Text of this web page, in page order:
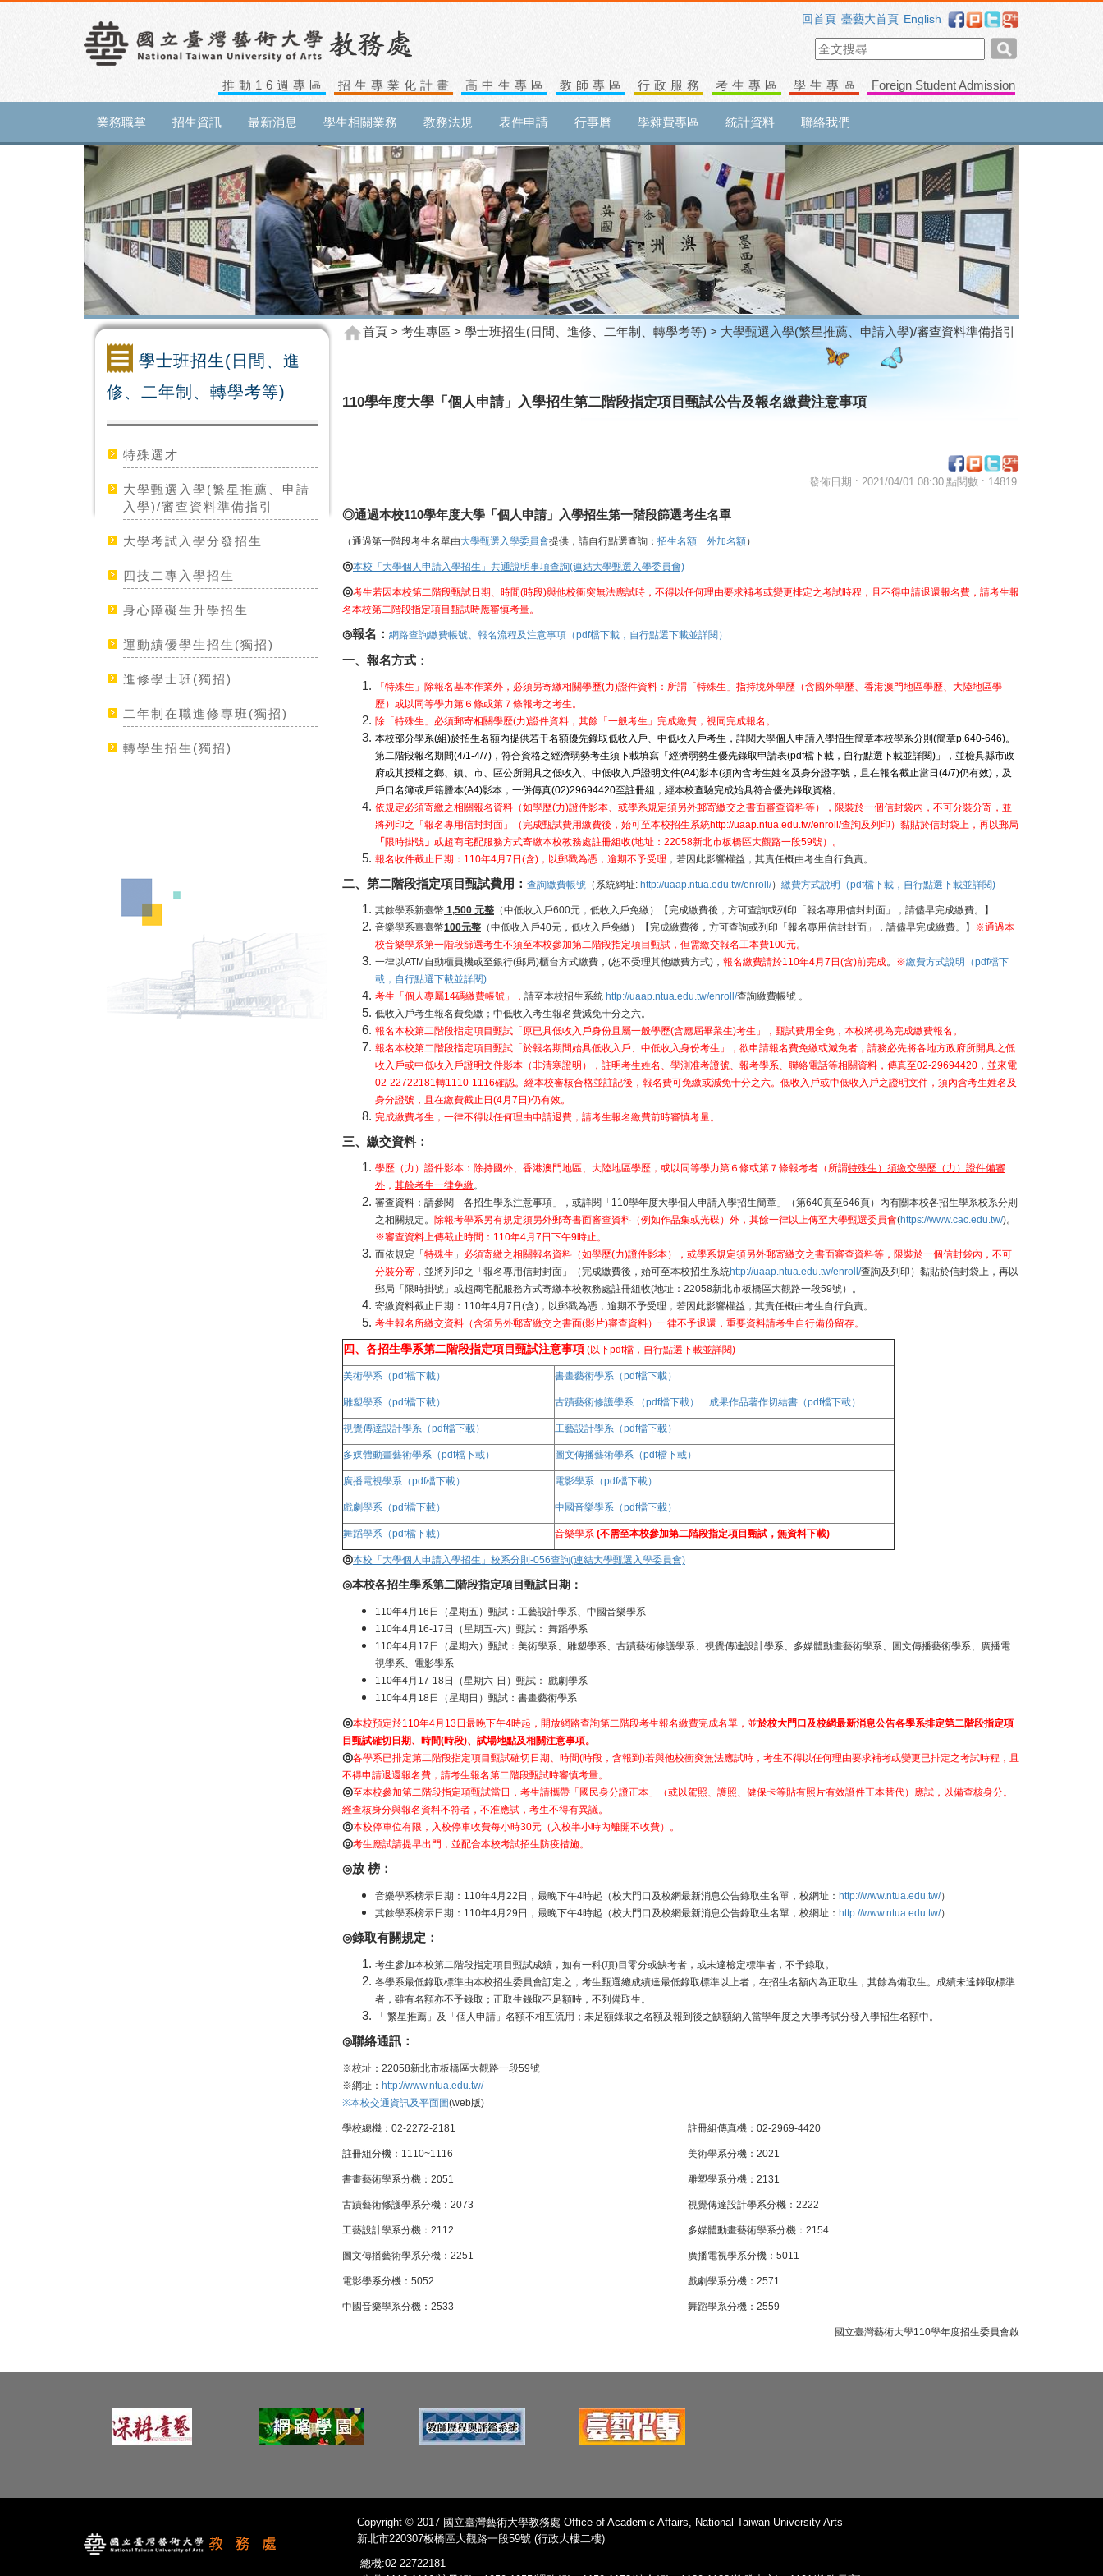
回首頁 臺藝大首頁 English
推動16週專區 招生專業化計畫 高中生專區 教師專區 行政服務 考生專區 學生專區 Foreign Student Admission
業務職掌 招生資訊 最新消息 學生相關業務 教務法規 表件申請 行事曆 學雜費專區 統計資料 聯絡我們
學士班招生(日間、進
修、二年制、轉學考等)
特殊選才
大學甄選入學(繁星推薦、申請
入學)/審查資料準備指引
大學考試入學分發招生
四技二專入學招生
身心障礙生升學招生
運動績優學生招生(獨招)
進修學士班(獨招)
二年制在職進修專班(獨招)
轉學生招生(獨招)
首頁 > 考生專區 > 學士班招生(日間、進修、二年制、轉學考等) > 大學甄選入學(繁星推薦、申請入學)/審查資料準備指引
110學年度大學「個人申請」入學招生第二階段指定項目甄試公告及報名繳費注意事項
發佈日期 : 2021/04/01 08:30 點閱數 : 14819
◎通過本校110學年度大學「個人申請」入學招生第一階段篩選考生名單
（通過第一階段考生名單由大學甄選入學委員會提供，請自行點選查詢： 招生名額 外加名額）
◎本校「大學個人申請入學招生」共通說明事項查詢(連結大學甄選入學委員會)
◎考生若因本校第二階段甄試日期、時間(時段)與他校衝突無法應試時，不得以任何理由要求補考或變更排定之考試時程，且不得申請退還報名費，請考生報
名本校第二階段指定項目甄試時應審慎考量。
◎報名： 網路查詢繳費帳號、報名流程及注意事項（pdf檔下載，自行點選下載並詳閱）
一、報名方式 ：
「特殊生」除報名基本作業外，必須另寄繳相關學歷(力)證件資料：所謂「特殊生」指持境外學歷（含國外學歷、香港澳門地區學歷、大陸地區學
歷）或以同等學力第６條或第７條報考之考生。
除「特殊生」必須郵寄相關學歷(力)證件資料，其餘「一般考生」完成繳費，視同完成報名。
本校部分學系(組)於招生名額內提供若干名額優先錄取低收入戶、中低收入戶考生，詳閱大學個人申請入學招生簡章本校學系分則(簡章p.640-646)。
第二階段報名期間(4/1-4/7)，符合資格之經濟弱勢考生須下載填寫「 經濟弱勢生優先錄取申請表(pdf檔下載，自行點選下載並詳閱) 」，並檢具縣市政
府或其授權之鄉、鎮、市、區公所開具之低收入、中低收入戶證明文件(A4)影本(須內含考生姓名及身分證字號，且在報名截止當日(4/7)仍有效)，及
戶口名簿或戶籍謄本(A4)影本，一併傳真(02)29694420至註冊組，經本校查驗完成始具符合優先錄取資格。
依規定必須寄繳之相關報名資料（如學歷(力)證件影本、或學系規定須另外郵寄繳交之書面審查資料等），限裝於一個信封袋內，不可分裝分寄，並
將列印之「報名專用信封封面」（完成甄試費用繳費後，始可至本校招生系統http://uaap.ntua.edu.tw/enroll/查詢及列印）黏貼於信封袋上，再以郵局
「 限時掛號 」 或超商宅配服務方式寄繳本校教務處註冊組收(地址：22058新北市板橋區大觀路一段59號）。
報名收件截止日期：110年4月7日(含)，以郵戳為憑，逾期不予受理 ，若因此影響權益，其責任概由考生自行負責。
二、第二階段指定項目甄試費用： 查詢繳費帳號 （系統網址: http://uaap.ntua.edu.tw/enroll/） 繳費方式說明（pdf檔下載，自行點選下載並詳閱)
其餘學系新臺幣 1,500 元整 （中低收入戶600元，低收入戶免繳）【完成繳費後，方可查詢或列印「報名專用信封封面」，請儘早完成繳費。】
音樂學系臺臺幣100元整 （中低收入戶40元，低收入戶免繳）【完成繳費後，方可查詢或列印「報名專用信封封面」，請儘早完成繳費。】 ※通過本
校音樂學系第一階段篩選考生不須至本校參加第二階段指定項目甄試，但需繳交報名工本費100元。
一律以ATM自動櫃員機或至銀行(郵局)櫃台方式繳費，(恕不受理其他繳費方式)， 報名繳費請於110年4月7日(含)前完成。 ※繳費方式說明（pdf檔下
載，自行點選下載並詳閱)
考生「個人專屬14碼繳費帳號」， 請至本校招生系統 http://uaap.ntua.edu.tw/enroll/查詢繳費帳號 。
低收入戶考生報名費免繳；中低收入考生報名費減免十分之六。
報名本校第二階段指定項目甄試「原已具低收入戶身份且屬一般學歷(含應屆畢業生)考生」，甄試費用全免，本校將視為完成繳費報名。
報名本校第二階段指定項目甄試「於報名期間始具低收入戶、中低收入身份考生」，欲申請報名費免繳或減免者，請務必先將各地方政府所開具之低
收入戶或中低收入戶證明文件影本（非清寒證明），註明考生姓名、學測准考證號、報考學系、聯絡電話等相關資料，傳真至02-29694420，並來電
02-22722181轉1110-1116確認。經本校審核合格並註記後，報名費可免繳或減免十分之六。低收入戶或中低收入戶之證明文件，須內含考生姓名及
身分證號，且在繳費截止日(4月7日)仍有效。
完成繳費考生，一律不得以任何理由申請退費，請考生報名繳費前時審慎考量。
三、繳交資料：
學歷（力）證件影本：除持國外、香港澳門地區、大陸地區學歷，或以同等學力第６條或第７條報考者（所謂特殊生）須繳交學歷（力）證件備審
外 ， 其餘考生一律免繳。
審查資料：請參閱「各招生學系注意事項」，或詳閱「110學年度大學個人申請入學招生簡章」（第640頁至646頁）內有關本校各招生學系校系分則
之相關規定。 除報考學系另有規定須另外郵寄書面審查資料（例如作品集或光碟）外，其餘一律以上傳至大學甄選委員會(https://www.cac.edu.tw/)。
※審查資料上傳截止時間：110年4月7日下午9時止。
而依規定「 特殊生 」 必須寄繳之相關報名資料（如學歷(力)證件影本），或學系規定須另外郵寄繳交之書面審查資料等，限裝於一個信封袋內，不可
分裝分寄， 並將列印之「報名專用信封封面」（完成繳費後，始可至本校招生系統http://uaap.ntua.edu.tw/enroll/查詢及列印）黏貼於信封袋上，再以
郵局「限時掛號」或超商宅配服務方式寄繳本校教務處註冊組收(地址：22058新北市板橋區大觀路一段59號）。
寄繳資料截止日期：110年4月7日(含)，以郵戳為憑，逾期不予受理，若因此影響權益，其責任概由考生自行負責。
考生報名所繳交資料（含須另外郵寄繳交之書面(影片)審查資料）一律不予退還，重要資料請考生自行備份留存。
四、各招生學系第二階段指定項目甄試注意事項 (以下pdf檔，自行點選下載並詳閱)
美術學系（pdf檔下載） 書畫藝術學系（pdf檔下載）
雕塑學系（pdf檔下載） 古蹟藝術修護學系 （pdf檔下載） 成果作品著作切結書（pdf檔下載）
視覺傳達設計學系（pdf檔下載） 工藝設計學系（pdf檔下載）
多媒體動畫藝術學系（pdf檔下載） 圖文傳播藝術學系（pdf檔下載）
廣播電視學系（pdf檔下載） 電影學系（pdf檔下載）
戲劇學系（pdf檔下載） 中國音樂學系（pdf檔下載）
舞蹈學系（pdf檔下載） 音樂學系 (不需至本校參加第二階段指定項目甄試，無資料下載)
◎本校「大學個人申請入學招生」校系分則-056查詢(連結大學甄選入學委員會)
◎本校各招生學系第二階段指定項目甄試日期：
110年4月16日（星期五）甄試：工藝設計學系、中國音樂學系
110年4月16-17日（星期五-六）甄試： 舞蹈學系
110年4月17日（星期六）甄試：美術學系、雕塑學系、古蹟藝術修護學系、視覺傳達設計學系、多媒體動畫藝術學系、圖文傳播藝術學系、廣播電
視學系、電影學系
110年4月17-18日（星期六-日）甄試： 戲劇學系
110年4月18日（星期日）甄試：書畫藝術學系
◎本校預定於110年4月13日最晚下午4時起，開放網路查詢第二階段考生報名繳費完成名單，並於校大門口及校網最新消息公告各學系排定第二階段指定項
目甄試確切日期、時間(時段)、試場地點及相關注意事項。
◎各學系已排定第二階段指定項目甄試確切日期、時間(時段，含報到)若與他校衝突無法應試時，考生不得以任何理由要求補考或變更已排定之考試時程，且
不得申請退還報名費，請考生報名第二階段甄試時審慎考量。
◎至本校參加第二階段指定項甄試當日，考生請攜帶「國民身分證正本」（或以駕照、護照、健保卡等貼有照片有效證件正本替代）應試，以備查核身分。
經查核身分與報名資料不符者，不准應試，考生不得有異議。
◎本校停車位有限，入校停車收費每小時30元（入校半小時內離開不收費）。
◎考生應試請提早出門，並配合本校考試招生防疫措施。
◎放 榜：
音樂學系榜示日期：110年4月22日，最晚下午4時起（校大門口及校網最新消息公告錄取生名單，校網址： http://www.ntua.edu.tw/）
其餘學系榜示日期：110年4月29日，最晚下午4時起（校大門口及校網最新消息公告錄取生名單，校網址： http://www.ntua.edu.tw/）
◎錄取有關規定：
考生參加本校第二階段指定項目甄試成績，如有一科(項)目零分或缺考者，或未達檢定標準者，不予錄取。
各學系最低錄取標準由本校招生委員會訂定之，考生甄選總成績達最低錄取標準以上者，在招生名額內為正取生，其餘為備取生。成績未達錄取標準
者，雖有名額亦不予錄取；正取生錄取不足額時，不列備取生。
「 繁星推薦」及「個人申請」名額不相互流用；未足額錄取之名額及報到後之缺額納入當學年度之大學考試分發入學招生名額中。
◎聯絡通訊：
※校址：22058新北市板橋區大觀路一段59號
※網址： http://www.ntua.edu.tw/
※本校交通資訊及平面圖(web版)
學校總機：02-2272-2181 註冊組傳真機：02-2969-4420
註冊組分機：1110~1116 美術學系分機：2021
書畫藝術學系分機：2051 雕塑學系分機：2131
古蹟藝術修護學系分機：2073 視覺傳達設計學系分機：2222
工藝設計學系分機：2112 多媒體動畫藝術學系分機：2154
圖文傳播藝術學系分機：2251 廣播電視學系分機：5011
電影學系分機：5052 戲劇學系分機：2571
中國音樂學系分機：2533 舞蹈學系分機：2559
國立臺灣藝術大學110學年度招生委員會啟
Copyright © 2017 國立臺灣藝術大學教務處 Office of Academic Affairs, National Taiwan University Arts
新北市220307板橋區大觀路一段59號 (行政大樓二樓)
總機:02-22722181